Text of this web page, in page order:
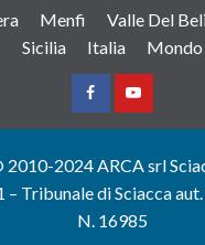
Menfi Valle Del
Sicilia
Italia Mondo
FacebookYountube
2024 ARCA srl
Tribunale di Sciacca
N. 16985